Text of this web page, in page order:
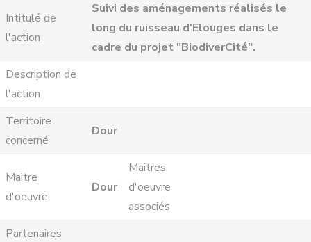
Intitulé de
l'action
Suivi des aménagements réalisés le
long du ruisseau d'Elouges dans le
cadre du projet "BiodiverCité".
Description de
l'action
Territoire
concerné
Dour
Maitre
d'oeuvre
Dour
Maitres
d'oeuvre
associés
Partenaires